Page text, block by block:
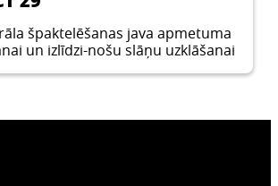
špaktelēšanas java apmetuma
un izlīdzi-nošu slāņu uzklāšanai
āra darbos.